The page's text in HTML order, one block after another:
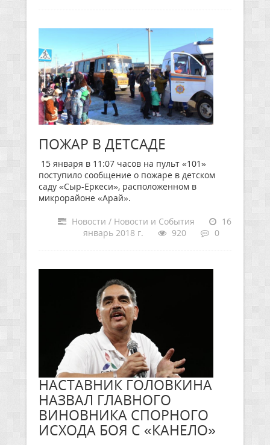
ПОЖАР В ДЕТСАДЕ
15 января в 11:07 часов на пульт «101»
поступило сообщение о пожаре в детском
саду «Сыр-Еркеси», расположенном в
микрорайоне «Арай».
Новости / Новости и События
16
январь 2018 г.
920 0
НАСТАВНИК ГОЛОВКИНА
НАЗВАЛ ГЛАВНОГО
ВИНОВНИКА СПОРНОГО
ИСХОДА БОЯ С «КАНЕЛО»